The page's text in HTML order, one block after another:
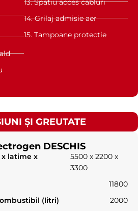
13. Spatiu acces cabluri
14. Grilaj admisie aer
15. Tampoane protectie
ȘI GREUTATE
DESCHIS
latime x
5500 x 2200 x
3300
11800
(litri)
2000